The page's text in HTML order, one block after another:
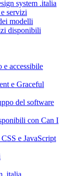
system .italia
servizi
modelli
disponibili
e accessibile
e Graceful
del software
con Can I
e JavaScript
.italia